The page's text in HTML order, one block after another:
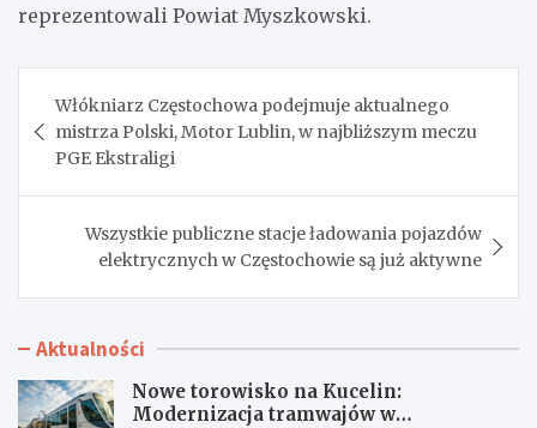
reprezentowali Powiat Myszkowski.
wpisu
Włókniarz Częstochowa podejmuje aktualnego
mistrza Polski, Motor Lublin, w najbliższym meczu
PGE Ekstraligi
Wszystkie publiczne stacje ładowania pojazdów
elektrycznych w Częstochowie są już aktywne
Aktualności
Nowe torowisko na Kucelin:
Modernizacja tramwajów w